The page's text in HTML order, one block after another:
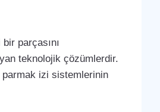
parçasını
teknolojik çözümlerdir.
parmak izi sistemlerinin